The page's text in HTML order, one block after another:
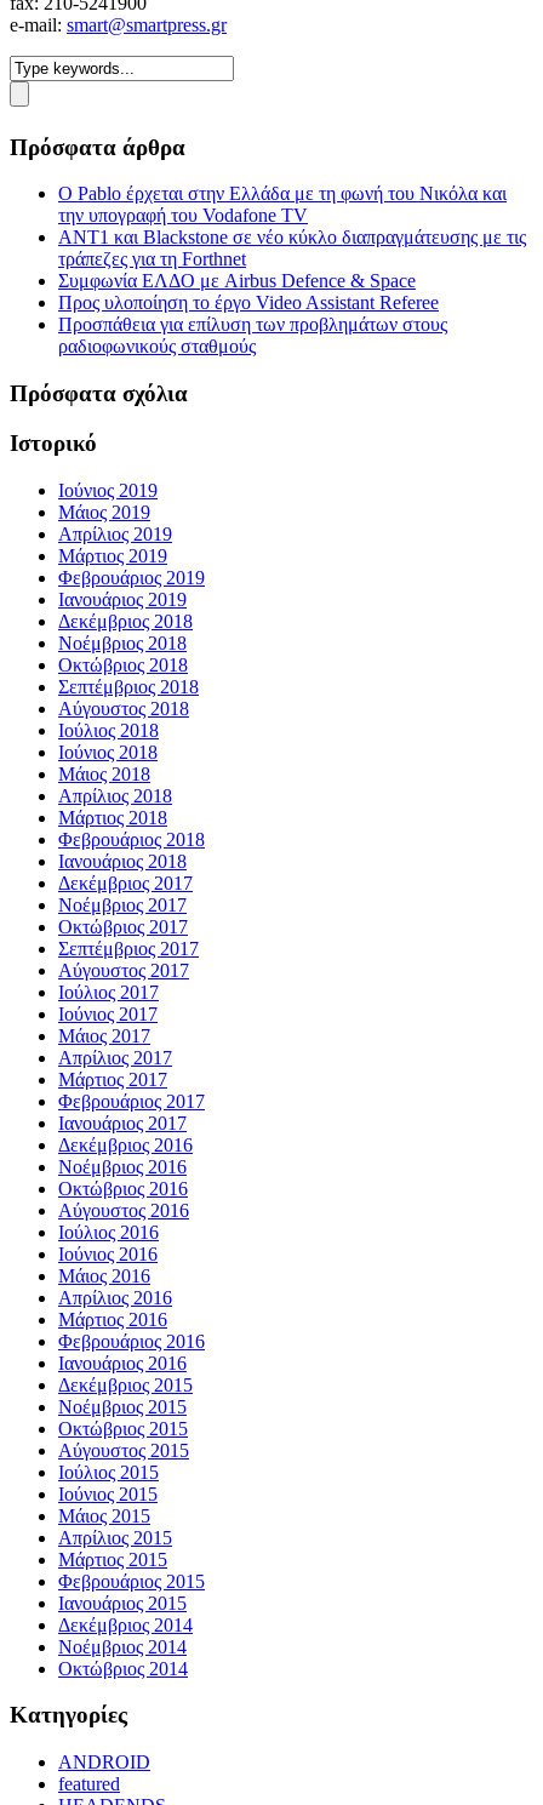
e-mail: smart@smartpress.gr
Πρόσφατα άρθρα
Ο Pablo έρχεται στην Ελλάδα με τη φωνή του Νικόλα και
την υπογραφή του Vodafone TV
ΑΝΤ1 και Blackstone σε νέο κύκλο διαπραγμάτευσης με τις
τράπεζες για τη Forthnet
Συμφωνία ΕΛΔΟ με Airbus Defence & Space
Προς υλοποίηση το έργο Video Assistant Referee
Προσπάθεια για επίλυση των προβλημάτων στους
ραδιοφωνικούς σταθμούς
Πρόσφατα σχόλια
Ιστορικό
Ιούνιος 2019
Μάιος 2019
Απρίλιος 2019
Μάρτιος 2019
Φεβρουάριος 2019
Ιανουάριος 2019
Δεκέμβριος 2018
Νοέμβριος 2018
Οκτώβριος 2018
Σεπτέμβριος 2018
Αύγουστος 2018
Ιούλιος 2018
Ιούνιος 2018
Μάιος 2018
Απρίλιος 2018
Μάρτιος 2018
Φεβρουάριος 2018
Ιανουάριος 2018
Δεκέμβριος 2017
Νοέμβριος 2017
Οκτώβριος 2017
Σεπτέμβριος 2017
Αύγουστος 2017
Ιούλιος 2017
Ιούνιος 2017
Μάιος 2017
Απρίλιος 2017
Μάρτιος 2017
Φεβρουάριος 2017
Ιανουάριος 2017
Δεκέμβριος 2016
Νοέμβριος 2016
Οκτώβριος 2016
Αύγουστος 2016
Ιούλιος 2016
Ιούνιος 2016
Μάιος 2016
Απρίλιος 2016
Μάρτιος 2016
Φεβρουάριος 2016
Ιανουάριος 2016
Δεκέμβριος 2015
Νοέμβριος 2015
Οκτώβριος 2015
Αύγουστος 2015
Ιούλιος 2015
Ιούνιος 2015
Μάιος 2015
Απρίλιος 2015
Μάρτιος 2015
Φεβρουάριος 2015
Ιανουάριος 2015
Δεκέμβριος 2014
Νοέμβριος 2014
Οκτώβριος 2014
Kατηγορίες
ANDROID
featured